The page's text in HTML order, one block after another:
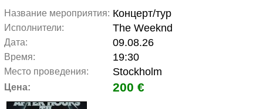
Название мероприятия: Концерт/тур
Исполнители: The Weeknd
Дата: 09.08.26
Время: 19:30
Место проведения: Stockholm
Цена: 200 €